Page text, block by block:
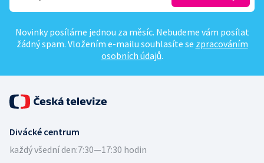
Novinky posíláme jednou za měsíc. Nebudeme vám posílat
žádný spam. Vložením e-mailu souhlasíte se zpracováním
osobních údajů.